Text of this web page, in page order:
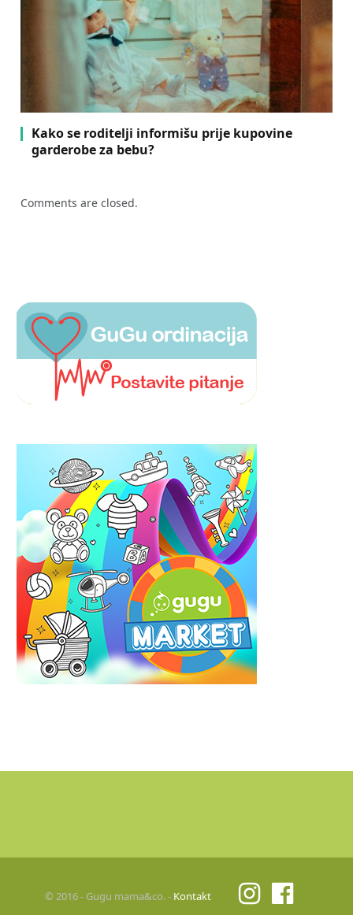
Kako se roditelji informišu prije kupovine
garderobe za bebu?
Comments are closed.
© 2016 - Gugu mama&co. - Kontakt